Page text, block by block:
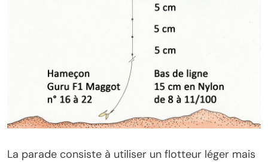
La parade consiste à utiliser un flotteur léger mais